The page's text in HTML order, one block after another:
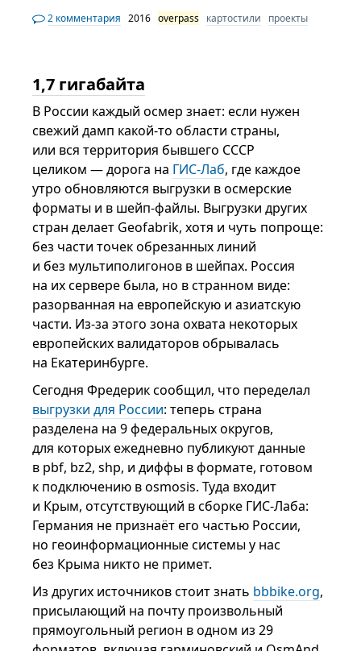
2 комментария 2016 overpass картостили проекты
1,7 гигабайта
В России каждый осмер знает: если нужен
свежий дамп какой-то области страны,
или вся территория бывшего СССР
целиком — дорога на ГИС-Лаб, где каждое
утро обновляются выгрузки в осмерские
форматы и в шейп-файлы. Выгрузки других
стран делает Geofabrik, хотя и чуть попроще:
без части точек обрезанных линий
и без мультиполигонов в шейпах. Россия
на их сервере была, но в странном виде:
разорванная на европейскую и азиатскую
части. Из-за этого зона охвата некоторых
европейских валидаторов обрывалась
на Екатеринбурге.
Сегодня Фредерик сообщил, что переделал
выгрузки для России: теперь страна
разделена на 9 федеральных округов,
для которых ежедневно публикуют данные
в pbf, bz2, shp, и диффы в формате, готовом
к подключению в osmosis. Туда входит
и Крым, отсутствующий в сборке ГИС-Лаба:
Германия не признаёт его частью России,
но геоинформационные системы у нас
без Крыма никто не примет.
Из других источников стоит знать bbbike.org,
присылающий на почту произвольный
прямоугольный регион в одном из 29